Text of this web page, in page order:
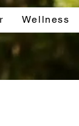
Wellness